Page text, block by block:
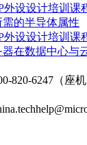
的半导体属性
在数据中心与
820-6247（座